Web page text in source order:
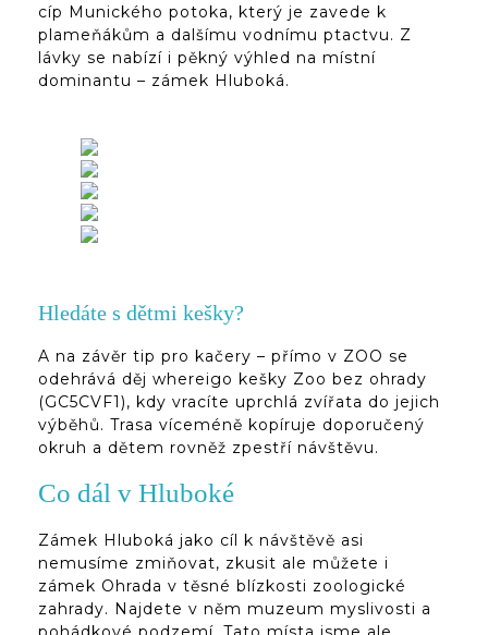
cíp Munického potoka, který je zavede k
plameňákům a dalšímu vodnímu ptactvu. Z
lávky se nabízí i pěkný výhled na místní
dominantu – zámek Hluboká.
Hledáte s dětmi kešky?
A na závěr tip pro kačery – přímo v ZOO se
odehrává děj whereigo kešky Zoo bez ohrady
(GC5CVF1), kdy vracíte uprchlá zvířata do jejich
výběhů. Trasa víceméně kopíruje doporučený
okruh a dětem rovněž zpestří návštěvu.
Co dál v Hluboké
Zámek Hluboká jako cíl k návštěvě asi
nemusíme zmiňovat, zkusit ale můžete i
zámek Ohrada v těsné blízkosti zoologické
zahrady. Najdete v něm muzeum myslivosti a